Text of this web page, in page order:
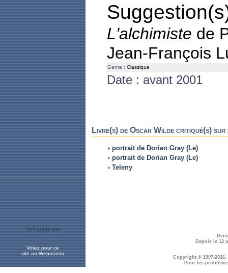
L'alchimiste de
Jean-François
Genre : Classique
Date : avant 2001
Livre(s) de Oscar Wilde critiqué(s) sur
portrait de Dorian Gray (Le)
portrait de Dorian Gray (Le)
Teleny
Votez pour ce
site au Weborama
Depuis le 12
Copyright © 1997-2026.
Pour les